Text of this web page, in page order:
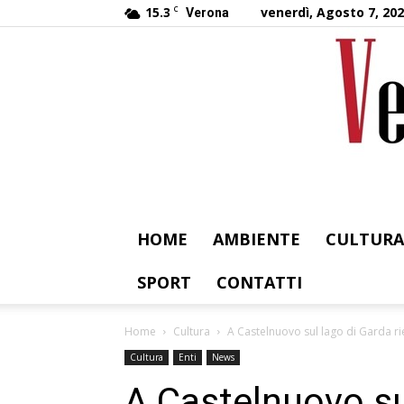
15.3 C Verona venerdì, Agosto 7,
HOME AMBIENTE CULTURA
SPORT
CONTATTI
Home Cultura A Castelnuovo sul lago di Garda
Cultura Enti News